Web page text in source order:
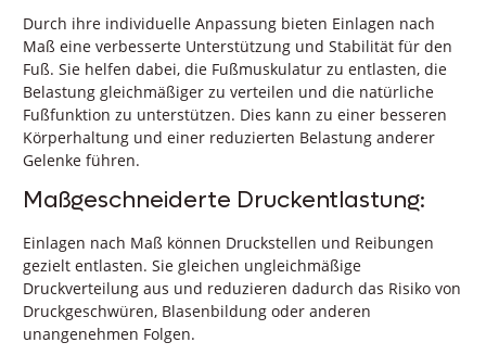
Durch ihre individuelle Anpassung bieten Einlagen nach
Maß eine verbesserte Unterstützung und Stabilität für den
Fuß. Sie helfen dabei, die Fußmuskulatur zu entlasten, die
Belastung gleichmäßiger zu verteilen und die natürliche
Fußfunktion zu unterstützen. Dies kann zu einer besseren
Körperhaltung und einer reduzierten Belastung anderer
Gelenke führen.
Maßgeschneiderte Druckentlastung:
Einlagen nach Maß können Druckstellen und Reibungen
gezielt entlasten. Sie gleichen ungleichmäßige
Druckverteilung aus und reduzieren dadurch das Risiko von
Druckgeschwüren, Blasenbildung oder anderen
unangenehmen Folgen.